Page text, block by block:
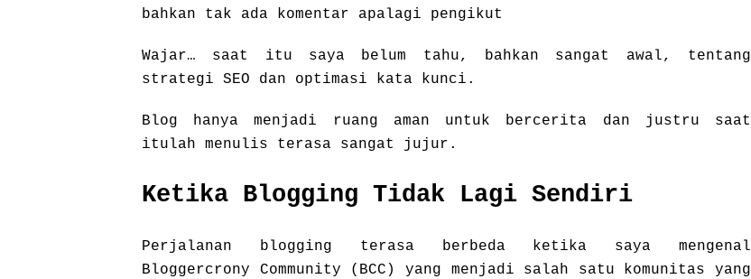
bahkan tak ada komentar apalagi pengikut
Wajar… saat itu saya belum tahu, bahkan sangat awal, tentang
strategi SEO dan optimasi kata kunci.
Blog hanya menjadi ruang aman untuk bercerita dan justru saat
itulah menulis terasa sangat jujur.
Ketika Blogging Tidak Lagi Sendiri
Perjalanan blogging terasa berbeda ketika saya mengenal
Bloggercrony Community (BCC) yang menjadi salah satu komunitas yang